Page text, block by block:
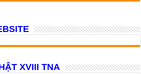
XVIII TNA